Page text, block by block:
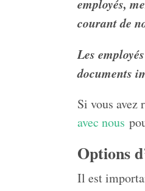
employés,
courant de
Les
documents
Si vous avez
avec nous
Options
Il est